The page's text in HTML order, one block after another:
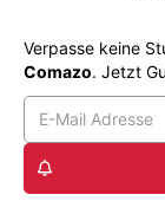
Verpasse keine
Comazo. Jetzt